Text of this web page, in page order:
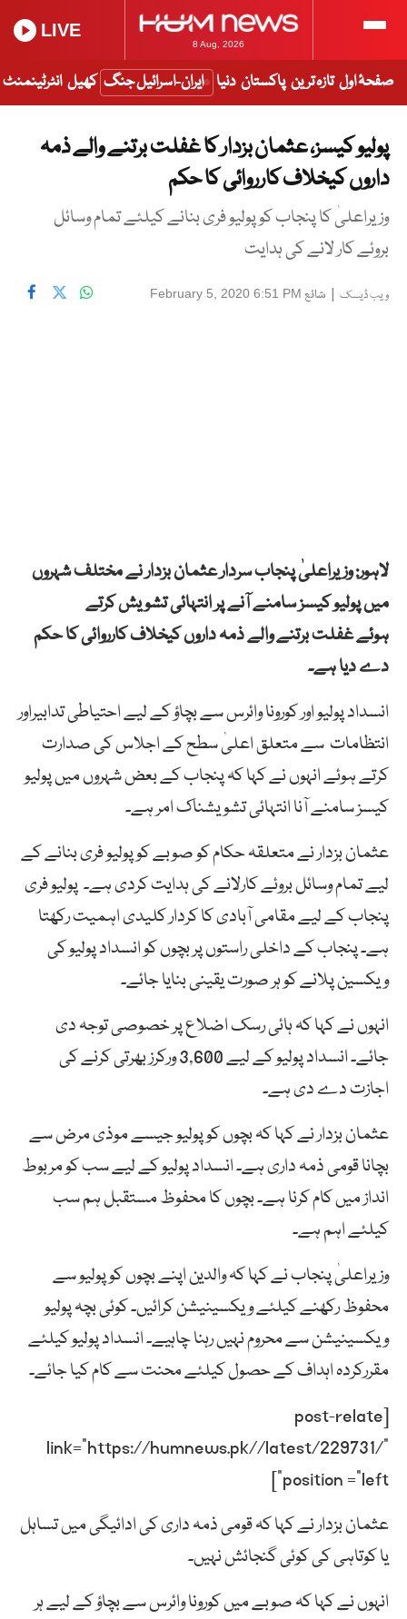
8 Aug, 2026
LIVE
صفحۂ اول تازہ ترین پاکستان دنیا ایران-اسرائیل جنگ کھیل انٹرٹینمنٹ
پولیو کیسز، عثمان بزدار کا غفلت برتنے والے ذمہ
داروں کیخلاف کارروائی کا حکم
وزیراعلیٰ کا پنجاب کو پولیو فری بنانے کیلئے تمام وسائل
بروئے کار لانے کی ہدایت
ویب ڈیسک | شائع February 5, 2020 6:51 PM
لاہور: وزیراعلیٰ پنجاب سردار عثمان بزدار نے مختلف شہروں
میں پولیو کیسز سامنے آنے پر انتہائی تشویش کرتے
ہوئے غفلت برتنے والے ذمہ داروں کیخلاف کارروائی کا حکم
دے دیا ہے۔
انسداد پولیو اور کورونا وائرس سے بچاؤ کے لیے احتیاطی تدابیراور
انتظامات سے متعلق اعلیٰ سطح کے اجلاس کی صدارت
کرتے ہوئے انہوں نے کہا کہ پنجاب کے بعض شہروں میں پولیو
کیسز سامنے آنا انتہائی تشویشناک امر ہے۔
عثمان بزدار نے متعلقہ حکام کو صوبے کو پولیو فری بنانے کے
لیے تمام وسائل بروئے کارلانے کی ہدایت کردی ہے۔ پولیو فری
پنجاب کے لیے مقامی آبادی کا کردار کلیدی اہمیت رکھتا
ہے۔ پنجاب کے داخلی راستوں پر بچوں کو انسداد پولیو کی
ویکسین پلانے کو ہر صورت یقینی بنایا جائے۔
انہوں نے کہا کہ ہائی رسک اضلاع پر خصوصی توجہ دی
جائے۔ انسداد پولیو کے لیے 3,600 ورکرز بھرتی کرنے کی
اجازت دے دی ہے۔
عثمان بزدار نے کہا کہ بچوں کو پولیو جیسے موذی مرض سے
بچانا قومی ذمہ داری ہے۔ انسداد پولیو کے لیے سب کو مربوط
انداز میں کام کرنا ہے۔ بچوں کا محفوظ مستقبل ہم سب
کیلئے اہم ہے۔
وزیراعلیٰ پنجاب نے کہا کہ والدین اپنے بچوں کو پولیو سے
محفوظ رکھنے کیلئے ویکسینیشن کرائیں۔ کوئی بچہ پولیو
ویکسینیشن سے محروم نہیں رہنا چاہیے۔ انسداد پولیو کیلئے
مقررکردہ اہداف کے حصول کیلئے محنت سے کام کیا جائے۔
[post-relate
link=”https://humnews.pk//latest/229731/”
position =”left”]
عثمان بزدار نے کہا کہ قومی ذمہ داری کی ادائیگی میں تساہل
یا کوتاہی کی کوئی گنجائش نہیں۔
انہوں نے کہا کہ صوبے میں کورونا وائرس سے بچاؤ کے لیے ہر